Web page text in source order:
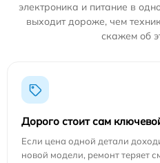
электроника и питание в
выходит дороже, чем
скажем об
Дорого стоит сам
Если цена одной детали
новой модели, ремонт теряет